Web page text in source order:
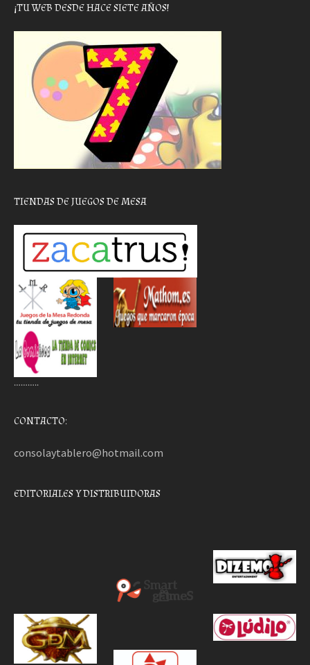
¡TU WEB DESDE HACE SIETE AÑOS!
TIENDAS DE JUEGOS DE MESA
………..
CONTACTO:
consolaytablero@hotmail.com
EDITORIALES Y DISTRIBUIDORAS